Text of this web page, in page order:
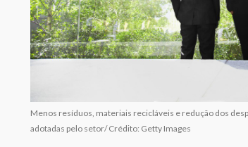
Menos resíduos, materiais recicláveis e redução dos
adotadas pelo setor/ Crédito: Getty Images